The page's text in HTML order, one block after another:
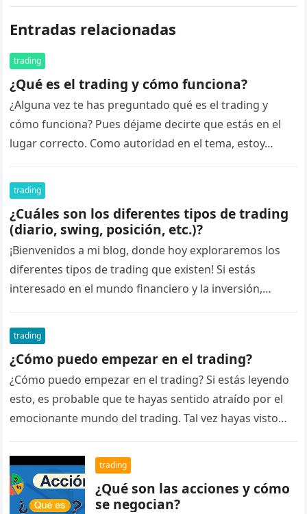
Entradas relacionadas
trading
¿Qué es el trading y cómo funciona?
¿Alguna vez te has preguntado qué es el trading y
cómo funciona? Pues déjame decirte que estás en el
lugar correcto. Como autoridad en el tema, estoy…
trading
¿Cuáles son los diferentes tipos de trading
(diario, swing, posición, etc.)?
¡Bienvenidos a mi blog, donde hoy exploraremos los
diferentes tipos de trading que existen! Si estás
interesado en el mundo financiero y la inversión,
trading
¿Cómo puedo empezar en el trading?
¿Cómo puedo empezar en el trading? Si estás leyendo
esto, es probable que te hayas sentido atraído por el
emocionante mundo del trading. Tal vez hayas visto…
trading
¿Qué son las acciones y cómo
se negocian?